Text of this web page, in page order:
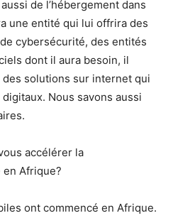
de l’hébergement dans
une entité qui lui offrira des
cybersécurité, des entités
dont il aura besoin, il
solutions sur internet qui
Nous savons aussi
accélérer la
Afrique?
ont commencé en Afrique.